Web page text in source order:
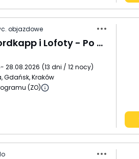
objazdowe
Fiordy, Nordkapp i Lofoty - Po Koło Podbiegunowe
- 28.08.2026 (13 dni / 12 nocy)
Gdańsk, Kraków
(ZO)